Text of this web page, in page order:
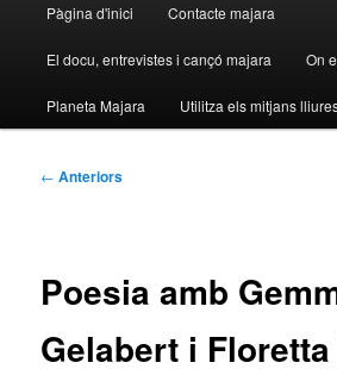
principal
Pàgina d'inici Contacte majara
El docu, entrevistes i cançó majara On
Planeta Majara Utilitza els mitjans
Navegació
← Anteriors
Poesia amb
Gelabert i